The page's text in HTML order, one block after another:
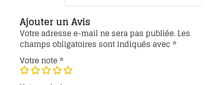
Ajouter un Avis
Votre adresse e-mail ne sera pas publiée.Les
champs obligatoires sont indiqués avec*
Votre note*